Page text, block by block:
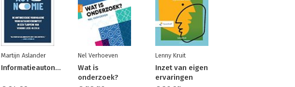
Martijn Aslander
Informatieautonomie
Nel Verhoeven
Wat is
onderzoek?
Lenny Kruit
Inzet van eigen
ervaringen